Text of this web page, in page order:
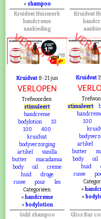
» shampoo
Kruidvat Huismerk
handcreme
aanbieding
VERLOPEN
Kruidvat8-21 jun
VERLOPEN
Trefwoorden:
stimuleert
handcreme
bodylotion
10
100
400
kruidvat
bodyverzorging
artikel
vanilla
butter
macadamia
body
oil
creme
huid
droge
ruwe
pour
les
Categoriëen:
»handcreme
» bodylotion
Kruidvat
Kruidvat
stimuleert
100
artikel
butter
body
oil
huid
ruwe
»
»
Guhl shampoo
Gliss Kur